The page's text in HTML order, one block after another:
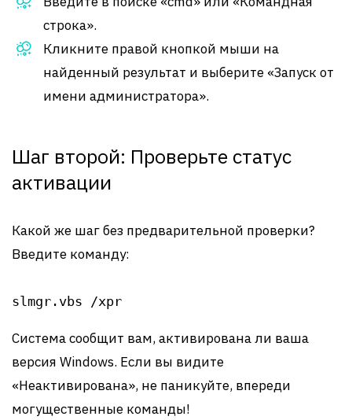
строка».
Кликните правой кнопкой мыши на
найденный результат и выберите «Запуск от
имени администратора».
Шаг второй: Проверьте статус
активации
Какой же шаг без предварительной проверки?
Введите команду:
slmgr.vbs /xpr
Система сообщит вам, активирована ли ваша
версия Windows. Если вы видите
«Неактивирована», не паникуйте, впереди
могущественные команды!